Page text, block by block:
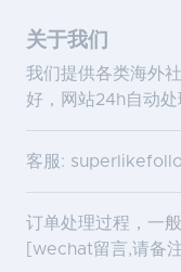
关于我们
我们提供各类海外
好，网站24h自动处
客服:
订单处理过程，一
[wechat留言,请备